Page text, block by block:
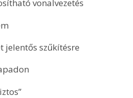
vonalvezetés
jelentős szűkítésre